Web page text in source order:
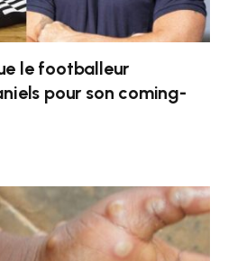
le footballeur
pour son coming-